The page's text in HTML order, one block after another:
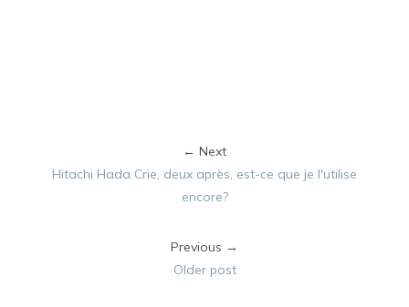
← Next
Hitachi Hada Crie, deux après, est-ce que je l'utilise
encore?
Previous →
Older post